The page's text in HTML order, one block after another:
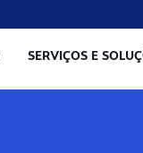
SERVIÇOS E